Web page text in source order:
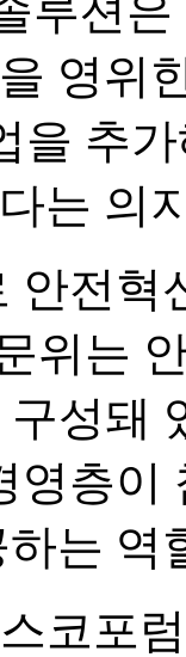
루션
영위
을 추
는 의
안전혁
위는
성돼
영층이
는 역
코포